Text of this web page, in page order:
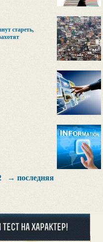
стареть,
→ последняя